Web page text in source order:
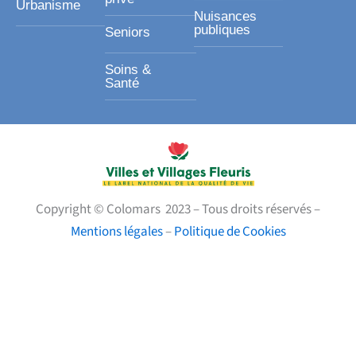
Urbanisme
Seniors
Soins &
Santé
Nuisances
publiques
Copyright © Colomars 2023 – Tous droits réservés –
Mentions légales–Politique de Cookies